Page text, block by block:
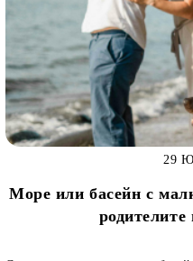
Море или басейн с
родителите
29